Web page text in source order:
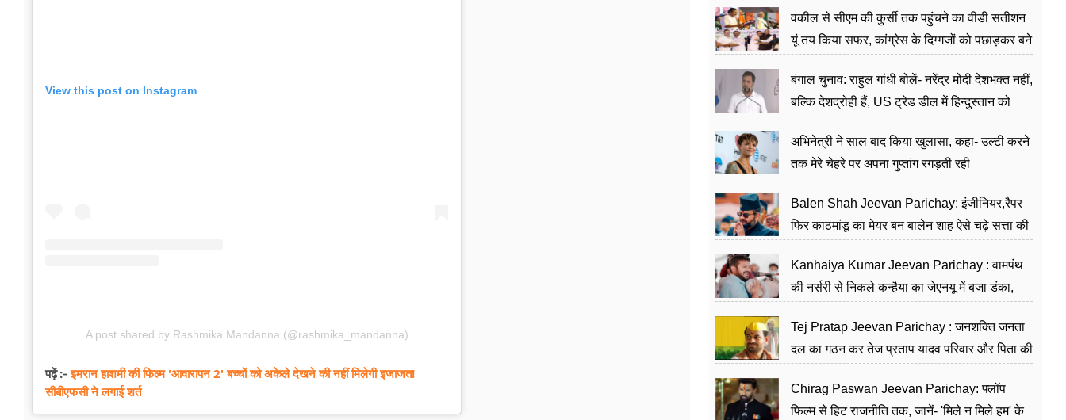
View this post on Instagram
A post shared by Rashmika Mandanna (@rashmika_mandanna)
पढ़ें :-इमरान हाशमी की फिल्म 'आवारापन 2' बच्चों को अकेले देखने की नहीं मिलेगी इजाजत!
सीबीएफसी ने लगाई शर्त
वकील से सीएम की कुर्सी तक पहुंचने का वीडी सतीशन
यूं तय किया सफर, कांग्रेस के दिग्गजों को पछाड़कर बने
बंगाल चुनाव: राहुल गांधी बोलें- नरेंद्र मोदी देशभक्त नहीं,
बल्कि देशद्रोही हैं, US ट्रेड डील में हिन्दुस्तान को
अभिनेत्री ने साल बाद किया खुलासा, कहा- उल्टी करने
तक मेरे चेहरे पर अपना गुप्तांग रगड़ती रही
Balen Shah Jeevan Parichay: इंजीनियर,रैपर
फिर काठमांडू का मेयर बन बालेन शाह ऐसे चढ़े सत्ता की
Kanhaiya Kumar Jeevan Parichay : वामपंथ
की नर्सरी से निकले कन्हैया का जेएनयू में बजा डंका,
Tej Pratap Jeevan Parichay : जनशक्ति जनता
दल का गठन कर तेज प्रताप यादव परिवार और पिता की
Chirag Paswan Jeevan Parichay: फ्लॉप
फिल्म से हिट राजनीति तक, जानें- 'मिले न मिले हम' के